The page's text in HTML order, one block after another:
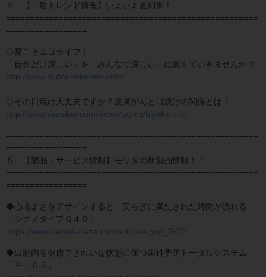
４．【一般トレンド情報】いよいよ夏到来！
=====================================================
=================
◇夏こそエコライフ！
「自分だけ涼しい」を「みんなで涼しい」に変えていきませんか？
http://www.midorinoka-ten.com/
◇その日焼け大丈夫ですか？皮膚がんと日焼けの関係とは！
http://www.sansikai.com/Index/topics/hiyake.htm
=====================================================
=================
５．【製品・サービス情報】モリタの新製品情報！！
=====================================================
=================
◆心地よさをデザインすると、安らぎに満たされた時間が流れる
「シグノタイプＧ４０」
https://www.dental-plaza.com/article/signo_G40/
◆口腔内を健康できれいな状態に保つ歯科予防トータルシステム
「Ｐ・ＣＳ」